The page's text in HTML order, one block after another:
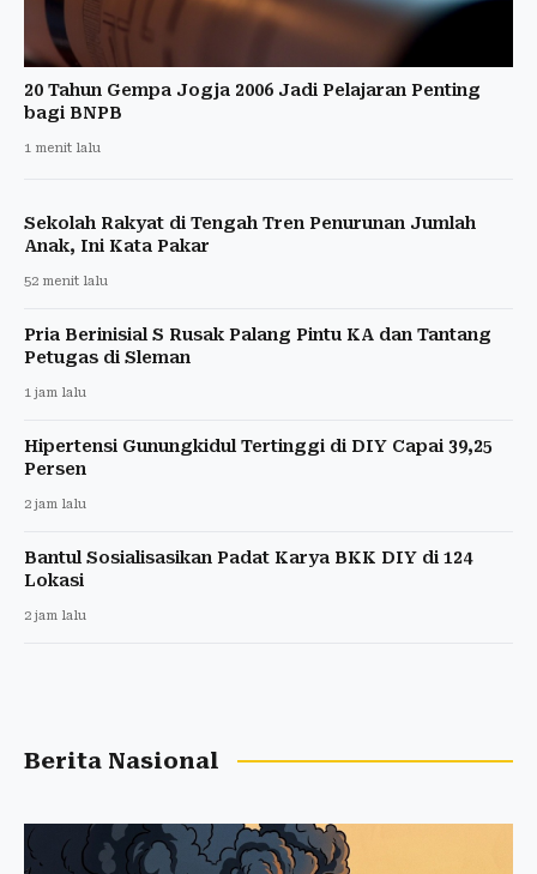
20 Tahun Gempa Jogja 2006 Jadi Pelajaran Penting
bagi BNPB
1 menit lalu
Sekolah Rakyat di Tengah Tren Penurunan Jumlah
Anak, Ini Kata Pakar
52 menit lalu
Pria Berinisial S Rusak Palang Pintu KA dan Tantang
Petugas di Sleman
1 jam lalu
Hipertensi Gunungkidul Tertinggi di DIY Capai 39,25
Persen
2 jam lalu
Bantul Sosialisasikan Padat Karya BKK DIY di 124
Lokasi
2 jam lalu
Berita Nasional